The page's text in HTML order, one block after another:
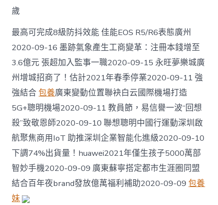
歲
最高可完成8級防抖效能 佳能EOS R5/R6表態廣州
2020-09-16 墨跡氣象產生工商變革：注冊本錢增至
3.6億元 張超加入監事一職2020-09-15 永旺夢樂城廣
州增城招商了！估計2021年春季停業2020-09-11 強
強結合包養廣東變動位置聯袂白云國際機場打造
5G+聰明機場2020-09-11 教員節，易信譽一波“回想
殺”致敬恩師2020-09-10 聯想聰明中國行運動深圳啟
航聚焦商用IoT 助推深圳企業智能化進級2020-09-10
下調74%出貨量！huawei2021年僅生孩子5000萬部
智妙手機2020-09-09 廣東蘇寧搭定都市生涯圈同盟
結合百年夜brand發放億萬福利補助2020-09-09包養
妹